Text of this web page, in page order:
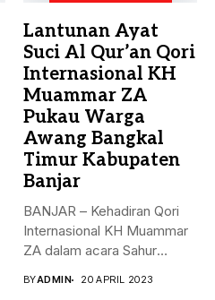
Lantunan Ayat
Suci Al Qur’an Qori
Internasional KH
Muammar ZA
Pukau Warga
Awang Bangkal
Timur Kabupaten
Banjar
BANJAR – Kehadiran Qori
Internasional KH Muammar
ZA dalam acara Sahur
BYADMIN 20 APRIL 2023